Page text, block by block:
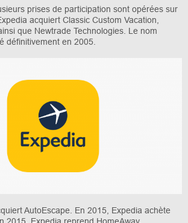
prises de participation sont opérées sur
acquiert Classic Custom Vacation,
que Newtrade Technologies. Le nom
définitivement en 2005.
AutoEscape. En 2015, Expedia achète